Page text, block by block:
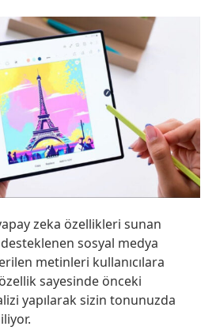
zeka özellikleri sunan
sosyal medya
metinleri kullanıcılara
sayesinde önceki
yapılarak sizin tonunuzda